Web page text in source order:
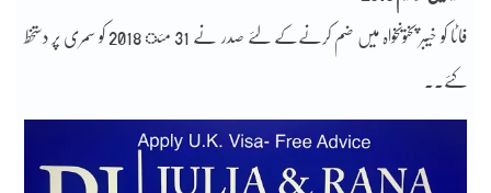
فاٹا کو خیبر پختونخواہ میں ضم کرنےکے لئے صدر نے 31 مئ 2018 کو سمری پر دستخط
کئے..